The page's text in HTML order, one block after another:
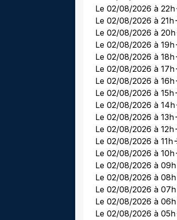
Le 02/08/2026 à 22h
Le 02/08/2026 à 21h
Le 02/08/2026 à 20h
Le 02/08/2026 à 19h
Le 02/08/2026 à 18h
Le 02/08/2026 à 17h
Le 02/08/2026 à 16h
Le 02/08/2026 à 15h
Le 02/08/2026 à 14h
Le 02/08/2026 à 13h
Le 02/08/2026 à 12h
Le 02/08/2026 à 11h
Le 02/08/2026 à 10h
Le 02/08/2026 à 09h
Le 02/08/2026 à 08h
Le 02/08/2026 à 07h
Le 02/08/2026 à 06h
Le 02/08/2026 à 05h